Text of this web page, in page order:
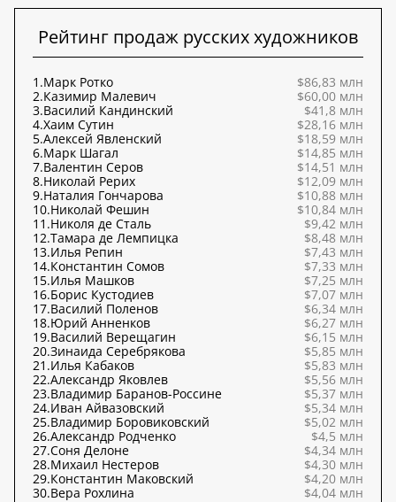
Рейтинг продаж русских художников
1.Марк Ротко
$86,83 млн
2.Казимир Малевич
$60,00 млн
3.Василий Кандинский
$41,8 млн
4.Хаим Сутин
$28,16 млн
5.Алексей Явленский
$18,59 млн
6.Марк Шагал
$14,85 млн
7.Валентин Серов
$14,51 млн
8.Николай Рерих
$12,09 млн
9.Наталия Гончарова
$10,88 млн
10.Николай Фешин
$10,84 млн
11.Николя де Сталь
$9,42 млн
12.Тамара де Лемпицка
$8,48 млн
13.Илья Репин
$7,43 млн
14.Константин Сомов
$7,33 млн
15.Илья Машков
$7,25 млн
16.Борис Кустодиев
$7,07 млн
17.Василий Поленов
$6,34 млн
18.Юрий Анненков
$6,27 млн
19.Василий Верещагин
$6,15 млн
20.Зинаида Серебрякова
$5,85 млн
21.Илья Кабаков
$5,83 млн
22.Александр Яковлев
$5,56 млн
23.Владимир Баранов-Россине
$5,37 млн
24.Иван Айвазовский
$5,34 млн
25.Владимир Боровиковский
$5,02 млн
26.Александр Родченко
$4,5 млн
27.Соня Делоне
$4,34 млн
28.Михаил Нестеров
$4,30 млн
29.Константин Маковский
$4,20 млн
30.Вера Рохлина $4,04 млн